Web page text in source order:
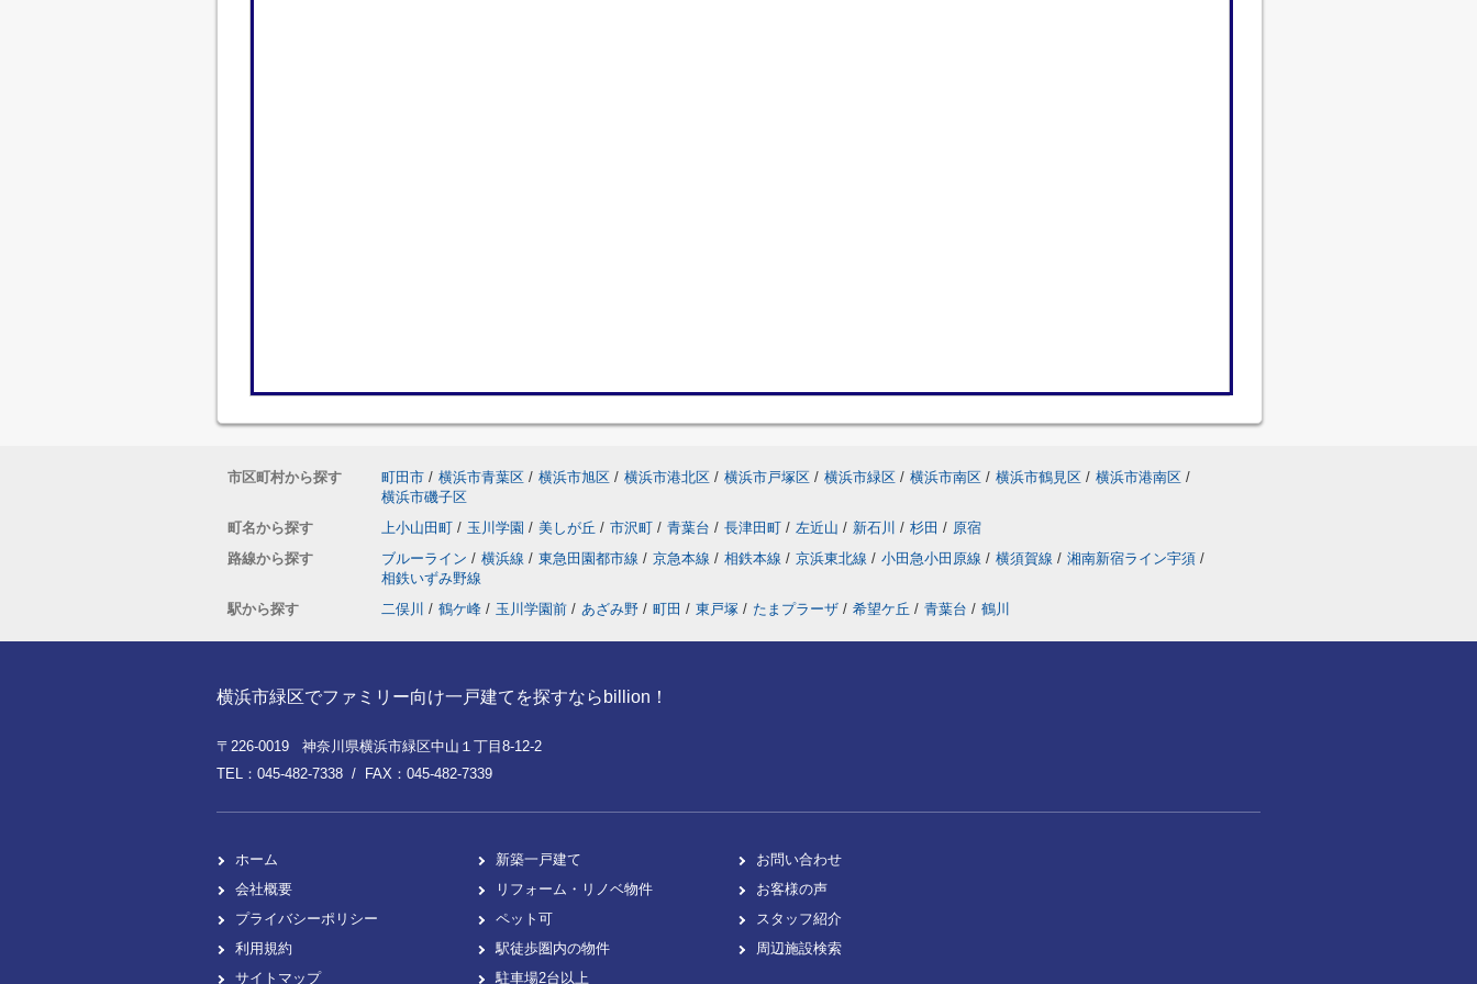
市区町村から探す 町田市 / 横浜市青葉区 / 横浜市旭区 / 横浜市港北区 / 横浜市戸塚区 / 横浜市緑区 / 横浜市南区 / 横浜市鶴見区 / 横浜市港南区 /
横浜市磯子区
町名から探す
上小山田町 / 玉川学園 / 美しが丘 / 市沢町 / 青葉台 / 長津田町 / 左近山 / 新石川 / 杉田 / 原宿
路線から探す
ブルーライン / 横浜線 / 東急田園都市線 / 京急本線 / 相鉄本線 / 京浜東北線 / 小田急小田原線 / 横須賀線 / 湘南新宿ライン宇須 /
相鉄いずみ野線
駅から探す
二俣川 / 鶴ケ峰 / 玉川学園前 / あざみ野 / 町田 / 東戸塚 / たまプラーザ / 希望ケ丘 / 青葉台 / 鶴川
横浜市緑区でファミリー向け一戸建てを探すならbillion！
〒226-0019 神奈川県横浜市緑区中山１丁目8-12-2
TEL：045-482-7338 / FAX：045-482-7339
ホーム
会社概要
プライバシーポリシー
利用規約
サイトマップ
新築一戸建て
リフォーム・リノベ物件
ペット可
駅徒歩圏内の物件
駐車場2台以上
お問い合わせ
お客様の声
スタッフ紹介
周辺施設検索